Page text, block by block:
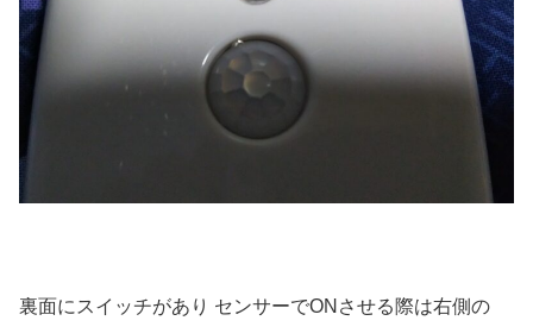
裏面にスイッチがあり センサーでONさせる際は右側の